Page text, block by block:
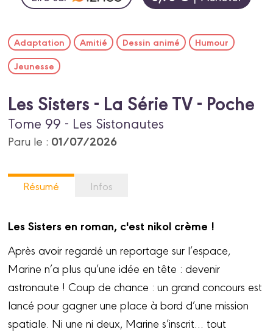
Adaptation Amitié Dessin animé
Humour
Jeunesse
Les Sisters - La Série TV - Poche
Tome 99 - Les Sistonautes
Paru le : 01/07/2026
Résumé Infos
Les Sisters en roman, c'est nikol crème !
Après avoir regardé un reportage sur l’espace,
Marine n’a plus qu’une idée en tête : devenir
astronaute ! Coup de chance : un grand concours est
lancé pour gagner une place à bord d’une mission
spatiale. Ni une ni deux, Marine s’inscrit… tout